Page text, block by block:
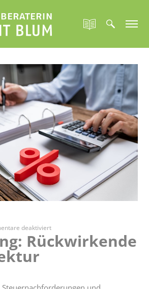
deaktiviertfür
Verzinsung:
Rückwirkende